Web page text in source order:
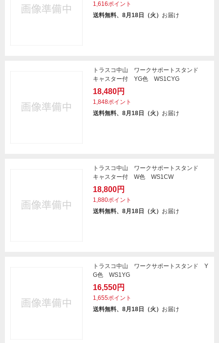
1,616ポイント
送料無料、8月18日（火） お届け
トラスコ中山 ワークサポートスタンド
キャスター付 YG色 WS1CYG
18,480円
1,848ポイント
送料無料、8月18日（火） お届け
トラスコ中山 ワークサポートスタンド
キャスター付 W色 WS1CW
18,800円
1,880ポイント
送料無料、8月18日（火） お届け
トラスコ中山 ワークサポートスタンド Y
G色 WS1YG
16,550円
1,655ポイント
送料無料、8月18日（火） お届け